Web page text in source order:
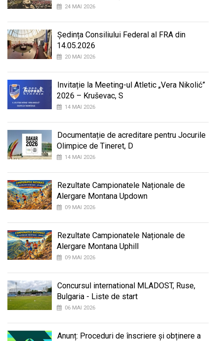
24 MAI 2026
Ședința Consiliului Federal al FRA din
14.05.2026
20 MAI 2026
Invitație la Meeting-ul Atletic „Vera Nikolić”
2026 – Kruševac, S
14 MAI 2026
Documentație de acreditare pentru Jocurile
Olimpice de Tineret, D
14 MAI 2026
Rezultate Campionatele Naționale de
Alergare Montana Updown
09 MAI 2026
Rezultate Campionatele Naționale de
Alergare Montana Uphill
09 MAI 2026
Concursul international MLADOST, Ruse,
Bulgaria - Liste de start
06 MAI 2026
Anunț: Proceduri de înscriere și obținere a